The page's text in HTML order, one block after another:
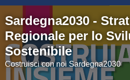
Sardegna2030 -
Regionale per lo
Sostenibile
Costruisci con noi Sardegna2030